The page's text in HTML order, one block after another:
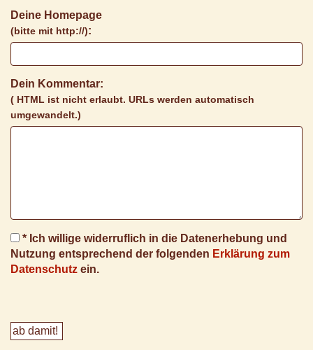
Deine Homepage
(bitte mit http://):
Dein Kommentar:
( HTML ist nicht erlaubt. URLs werden automatisch
umgewandelt.)
* Ich willige widerruflich in die Datenerhebung und
Nutzung entsprechend der folgenden Erklärung zum
Datenschutz ein.